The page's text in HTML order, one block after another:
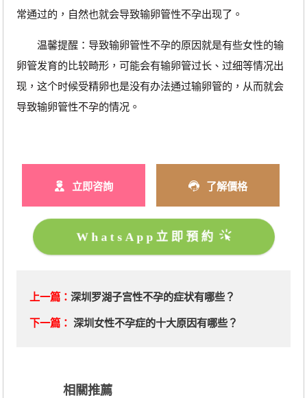
常通过的，自然也就会导致输卵管性不孕出现了。
温馨提醒：导致输卵管性不孕的原因就是有些女性的输
卵管发育的比较畸形，可能会有输卵管过长、过细等情况出
现，这个时候受精卵也是没有办法通过输卵管的，从而就会
导致输卵管性不孕的情况。
立即咨詢 了解價格
WhatsApp立即預約
上一篇： 深圳罗湖子宫性不孕的症状有哪些？
下一篇： 深圳女性不孕症的十大原因有哪些？
相關推薦